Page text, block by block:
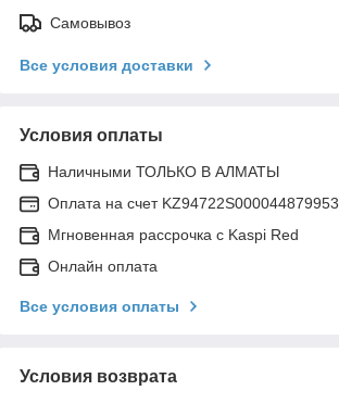
Самовывоз
Все условия доставки
Условия оплаты
Наличными ТОЛЬКО В АЛМАТЫ
Оплата на счет KZ94722S000044879953
Мгновенная рассрочка с Kaspi Red
Онлайн оплата
Все условия оплаты
Условия возврата